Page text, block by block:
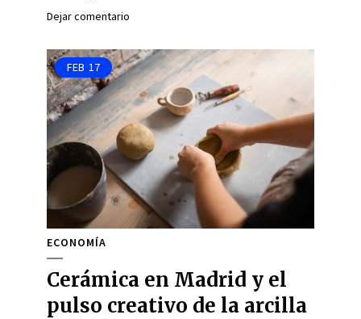
Dejar comentario
FEB 17
ECONOMÍA
Cerámica en Madrid y el
pulso creativo de la arcilla